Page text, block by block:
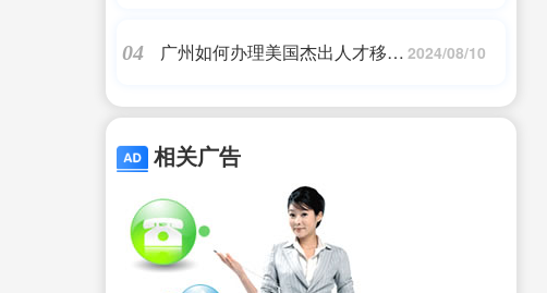
04
广州如何办理美国杰出人才移
求
2024/08/10
相关广告